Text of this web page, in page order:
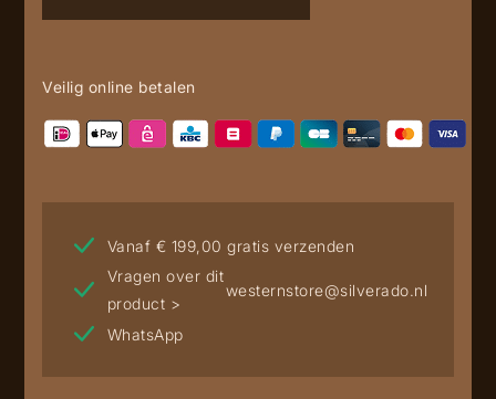
Veilig online betalen
Vanaf € 199,00 gratis verzenden
Vragen over dit
product >
westernstore@silverado.nl
WhatsApp